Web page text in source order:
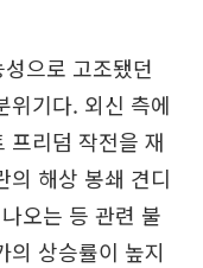
으로 고조됐던
위기다. 외신 측에
프리덤 작전을 재
의 해상 봉쇄 견디
오는 등 관련 불
의 상승률이 높지